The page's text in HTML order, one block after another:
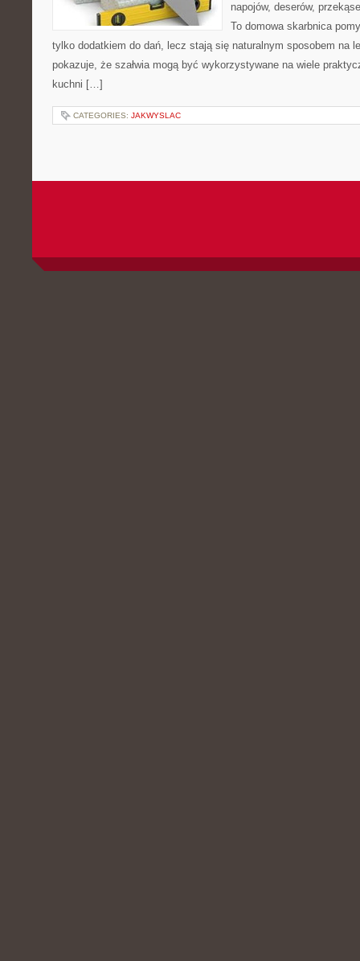
napojów, deserów,
To domowa skarbnica
tylko dodatkiem do dań, lecz stają się naturalnym sposobem na
pokazuje, że szałwia mogą być wykorzystywane na wiele
kuchni […]
CATEGORIES: JAKWYSLAC